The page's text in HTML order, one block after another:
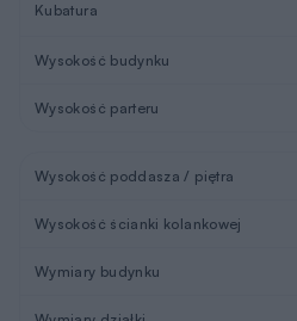
Kubatura
Wysokość budynku
Wysokość parteru
Wysokość poddasza / piętra
Wysokość ścianki kolankowej
Wymiary budynku